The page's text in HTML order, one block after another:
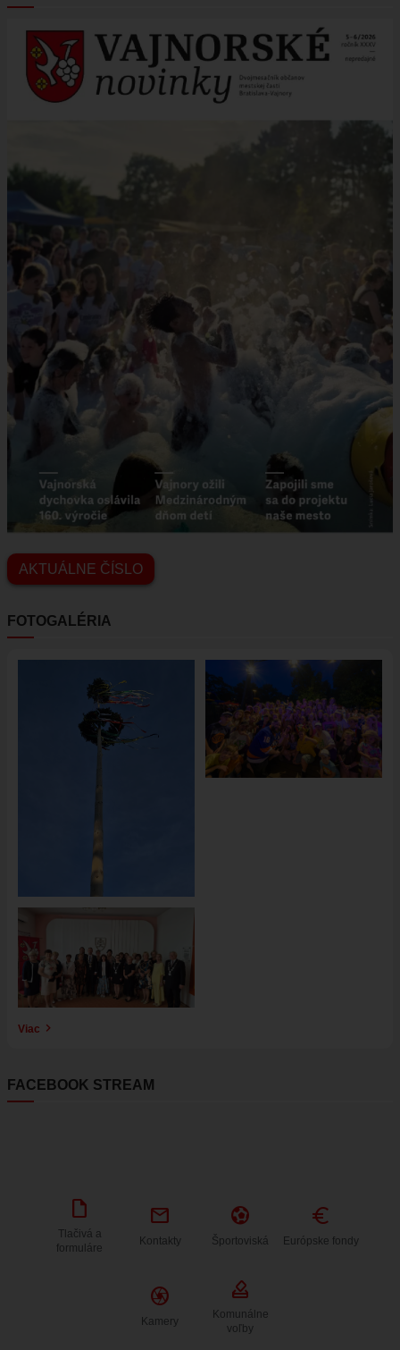
Obrázok
AKTUÁLNE ČÍSLO
FOTOGALÉRIA
Obrázok
Obrázok
Viac
FACEBOOK STREAM
draft
Tlačivá a
formuláre
mail
Kontakty
sports_and_outdoors
Športoviská
Euro
Európske fondy
Camera
Kamery
how_to_vote
Komunálne
voľby